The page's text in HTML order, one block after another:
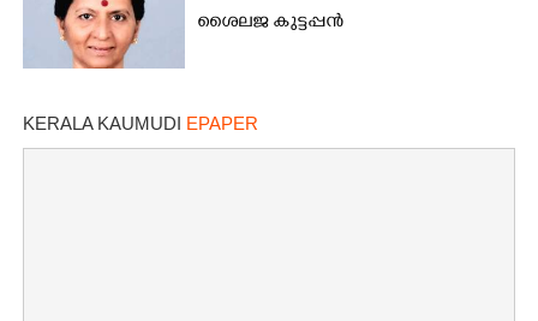
ശൈലജ കുട്ടപ്പൻ
KERALA KAUMUDI EPAPER